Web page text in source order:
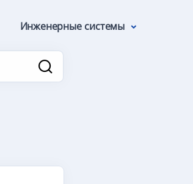
Инженерные системы